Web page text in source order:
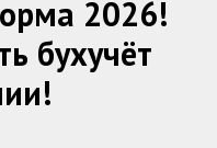
2026!
бухучёт